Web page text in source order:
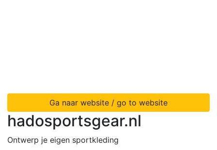
Ga naar website / go to website
hadosportsgear.nl
Ontwerp je eigen sportkleding